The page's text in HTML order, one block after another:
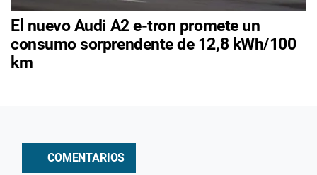
El nuevo Audi A2 e-tron promete un
consumo sorprendente de 12,8 kWh/100
km
COMENTARIOS